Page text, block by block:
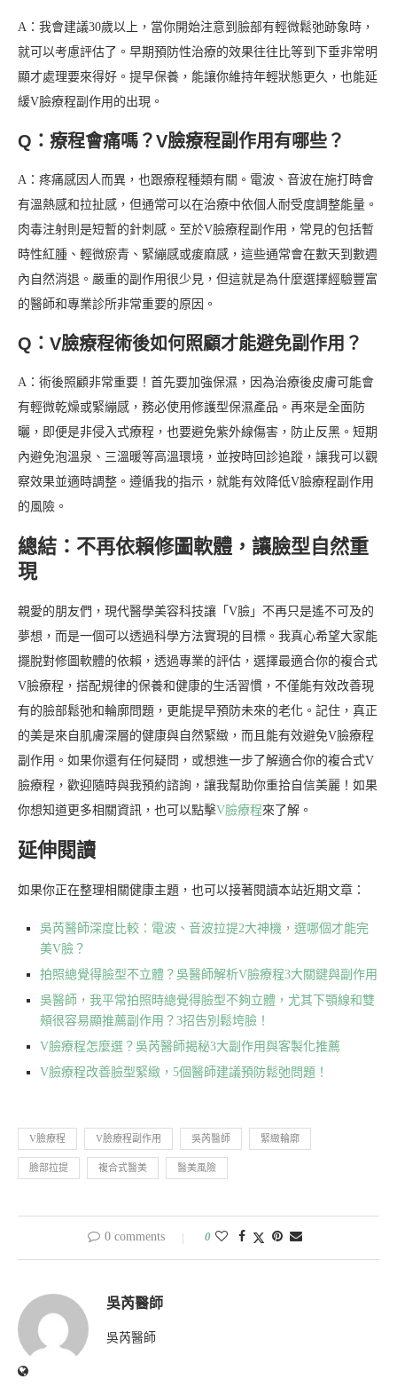
A：我會建議30歲以上，當你開始注意到臉部有輕微鬆弛跡象時，
就可以考慮評估了。早期預防性治療的效果往往比等到下垂非常明
顯才處理要來得好。提早保養，能讓你維持年輕狀態更久，也能延
緩V臉療程副作用的出現。
Q：療程會痛嗎？V臉療程副作用有哪些？
A：疼痛感因人而異，也跟療程種類有關。電波、音波在施打時會
有溫熱感和拉扯感，但通常可以在治療中依個人耐受度調整能量。
肉毒注射則是短暫的針刺感。至於V臉療程副作用，常見的包括暫
時性紅腫、輕微瘀青、緊繃感或痠麻感，這些通常會在數天到數週
內自然消退。嚴重的副作用很少見，但這就是為什麼選擇經驗豐富
的醫師和專業診所非常重要的原因。
Q：V臉療程術後如何照顧才能避免副作用？
A：術後照顧非常重要！首先要加強保濕，因為治療後皮膚可能會
有輕微乾燥或緊繃感，務必使用修護型保濕產品。再來是全面防
曬，即便是非侵入式療程，也要避免紫外線傷害，防止反黑。短期
內避免泡溫泉、三溫暖等高溫環境，並按時回診追蹤，讓我可以觀
察效果並適時調整。遵循我的指示，就能有效降低V臉療程副作用
的風險。
總結：不再依賴修圖軟體，讓臉型自然重
現
親愛的朋友們，現代醫學美容科技讓「V臉」不再只是遙不可及的
夢想，而是一個可以透過科學方法實現的目標。我真心希望大家能
擺脫對修圖軟體的依賴，透過專業的評估，選擇最適合你的複合式
V臉療程，搭配規律的保養和健康的生活習慣，不僅能有效改善現
有的臉部鬆弛和輪廓問題，更能提早預防未來的老化。記住，真正
的美是來自肌膚深層的健康與自然緊緻，而且能有效避免V臉療程
副作用。如果你還有任何疑問，或想進一步了解適合你的複合式V
臉療程，歡迎隨時與我預約諮詢，讓我幫助你重拾自信美麗！如果
你想知道更多相關資訊，也可以點擊V臉療程來了解。
延伸閱讀
如果你正在整理相關健康主題，也可以接著閱讀本站近期文章：
吳芮醫師深度比較：電波、音波拉提2大神機，選哪個才能完
美V臉？
拍照總覺得臉型不立體？吳醫師解析V臉療程3大關鍵與副作用
吳醫師，我平常拍照時總覺得臉型不夠立體，尤其下顎線和雙
頰很容易顯推薦副作用？3招告別鬆垮臉！
V臉療程怎麼選？吳芮醫師揭秘3大副作用與客製化推薦
V臉療程改善臉型緊緻，5個醫師建議預防鬆弛問題！
V臉療程 V臉療程副作用 吳芮醫師 緊緻輪廓
臉部拉提 複合式醫美 醫美風險
0 comments 0
吳芮醫師
吳芮醫師